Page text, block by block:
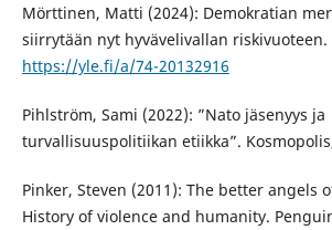
Mörttinen, Matti (2024): Demokratian
siirrytään nyt hyvävelivallan riskivuoteen.
https://yle.fi/a/74-20132916
Pihlström, Sami (2022): ”Nato jäsenyys ja
turvallisuuspolitiikan etiikka”.
Pinker, Steven (2011): The better angels
History of violence and humanity.